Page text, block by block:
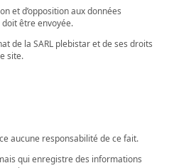
et d’opposition aux données
être envoyée.
de la SARL plebistar et de ses droits
site.
aucune responsabilité de ce fait.
qui enregistre des informations